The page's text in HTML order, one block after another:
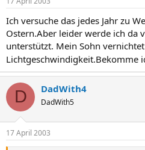
Ich versuche das jedes Jahr zu
Ostern.Aber leider werde ich da
unterstützt. Mein Sohn
Lichtgeschwindigkeit.Bekomme
D DadWith4
DadWith5
17 April 2003